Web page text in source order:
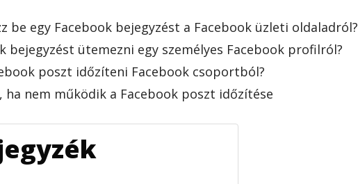
be egy Facebook bejegyzést a Facebook üzleti oldaladról?
bejegyzést ütemezni egy személyes Facebook profilról?
poszt időzíteni Facebook csoportból?
ha nem működik a Facebook poszt időzítése